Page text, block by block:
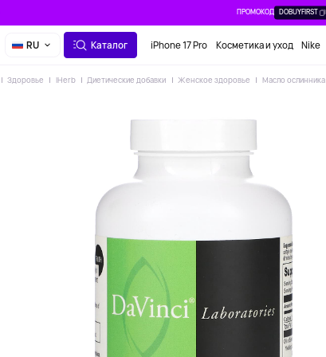
ПРОМОКОД DOBUYFIRST
RU Каталог iPhone 17 Pro Косметика и уход Nike
Здоровье IHerb Диетические добавки Женское здоровье Масло ослинника